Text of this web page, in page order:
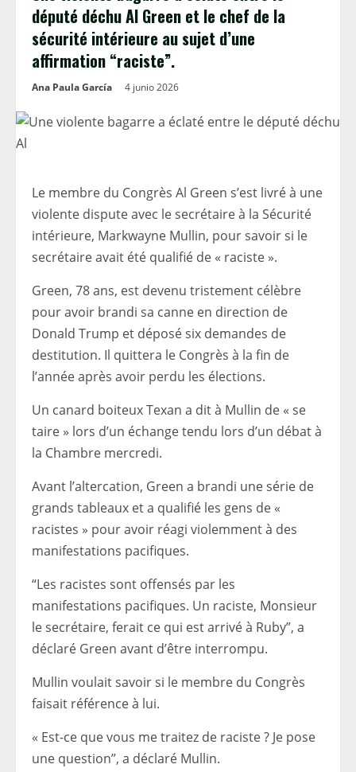
député déchu Al Green et le chef de la
sécurité intérieure au sujet d’une
affirmation “raciste”.
Ana Paula García 4 junio 2026
Le membre du Congrès Al Green s’est livré à une
violente dispute avec le secrétaire à la Sécurité
intérieure, Markwayne Mullin, pour savoir si le
secrétaire avait été qualifié de « raciste ».
Green, 78 ans, est devenu tristement célèbre
pour avoir brandi sa canne en direction de
Donald Trump et déposé six demandes de
destitution. Il quittera le Congrès à la fin de
l’année après avoir perdu les élections.
Un canard boiteux Texan a dit à Mullin de « se
taire » lors d’un échange tendu lors d’un débat à
la Chambre mercredi.
Avant l’altercation, Green a brandi une série de
grands tableaux et a qualifié les gens de «
racistes » pour avoir réagi violemment à des
manifestations pacifiques.
“Les racistes sont offensés par les
manifestations pacifiques. Un raciste, Monsieur
le secrétaire, ferait ce qui est arrivé à Ruby”, a
déclaré Green avant d’être interrompu.
Mullin voulait savoir si le membre du Congrès
faisait référence à lui.
« Est-ce que vous me traitez de raciste ? Je pose
une question”, a déclaré Mullin.